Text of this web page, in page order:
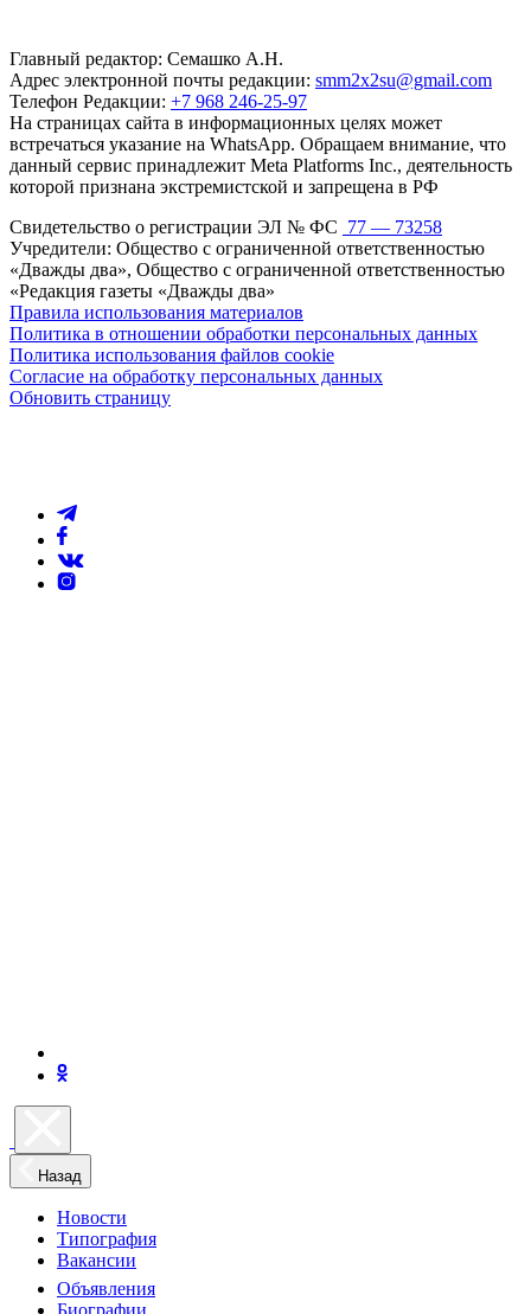
Главный редактор: Семашко А.Н.
Адрес электронной почты редакции: smm2x2su@gmail.com
Телефон Редакции: +7 968 246-25-97
На страницах сайта в информационных целях может
встречаться указание на WhatsApp. Обращаем внимание, что
данный сервис принадлежит Meta Platforms Inc., деятельность
которой признана экстремистской и запрещена в РФ
Свидетельство о регистрации ЭЛ № ФС 77 — 73258
Учредители: Общество с ограниченной ответственностью
«Дважды два», Общество с ограниченной ответственностью
«Редакция газеты «Дважды два»
Правила использования материалов
Политика в отношении обработки персональных данных
Политика использования файлов cookie
Согласие на обработку персональных данных
Обновить страницу
Назад
Новости
Типография
Вакансии
Объявления
Биографии